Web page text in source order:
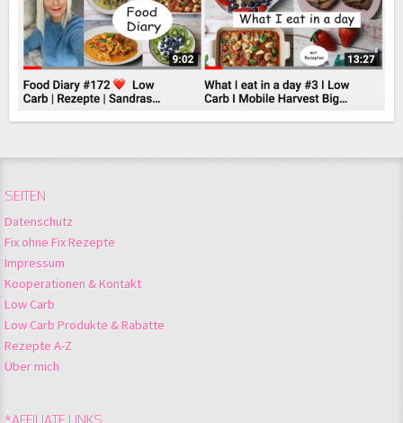
SEITEN
Datenschutz
Fix ohne Fix Rezepte
Impressum
Kooperationen & Kontakt
Low Carb
Low Carb Produkte & Rabatte
Rezepte A-Z
Über mich
*AFFILIATE LINKS